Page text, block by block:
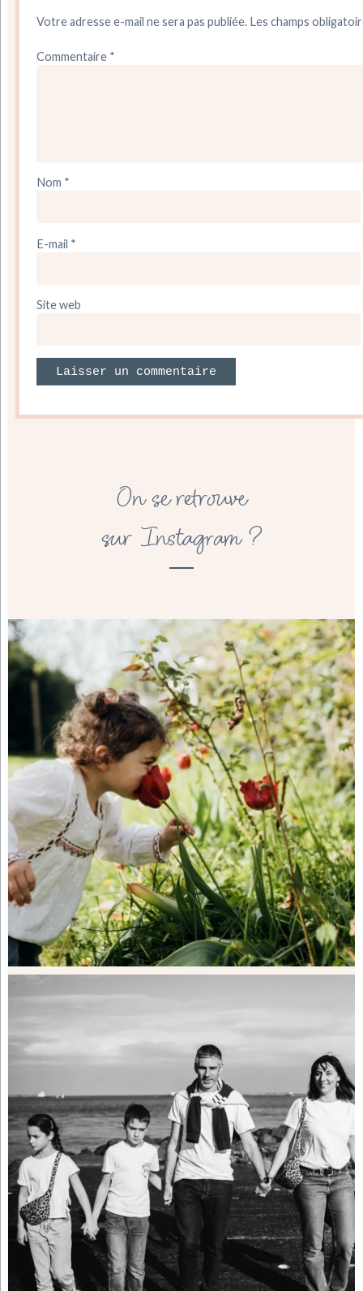
Votre adresse e-mail ne sera pas publiée. Les champs
Commentaire *
Nom *
E-mail *
Site web
On se retrouve
sur Instagram ?